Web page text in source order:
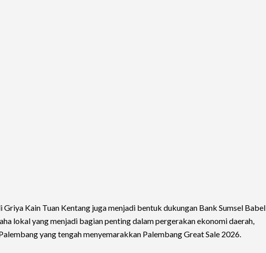
Griya Kain Tuan Kentang juga menjadi bentuk dukungan Bank Sumsel Babel
lokal yang menjadi bagian penting dalam pergerakan ekonomi daerah,
yang tengah menyemarakkan Palembang Great Sale 2026.